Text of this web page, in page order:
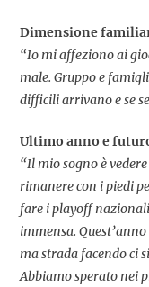
Dimensione
“Io mi affeziono ai
male. Gruppo e
difficili arrivano e se
Ultimo anno e
“Il mio sogno è
rimanere con i piedi
fare i playoff
immensa.
ma strada facendo ci
Abbiamo sperato nei